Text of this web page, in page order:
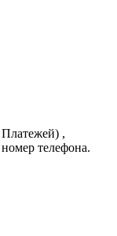
,
телефона.